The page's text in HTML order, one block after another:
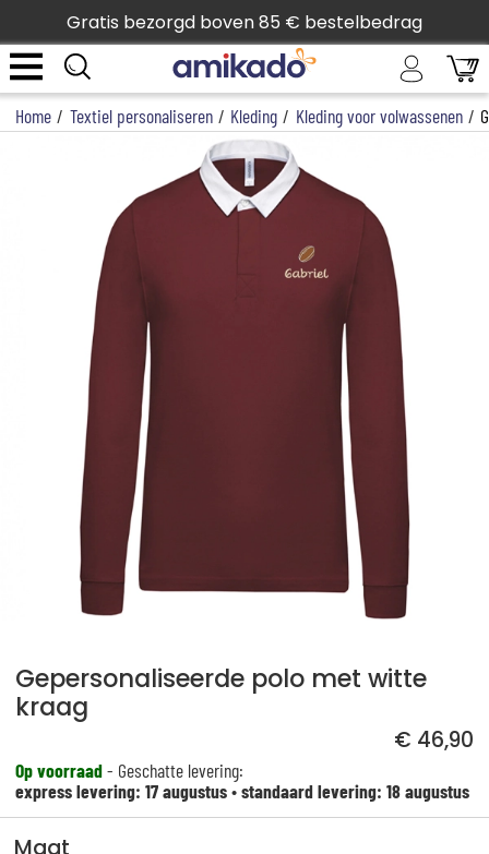
Gratis bezorgd boven 85 € bestelbedrag
Home / Textiel personaliseren / Kleding / Kleding voor volwassenen /
Gepersonaliseerde polo met witte
kraag
€ 46,90
Op voorraad- Geschatte levering:
express levering: 17 augustus•standaard levering: 18 augustus
Maat